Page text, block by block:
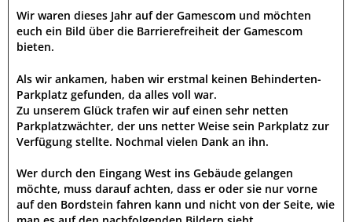
Wir waren dieses Jahr auf der Gamescom und möchten
euch ein Bild über die Barrierefreiheit der Gamescom
bieten.
Als wir ankamen, haben wir erstmal keinen Behinderten-
Parkplatz gefunden, da alles voll war.
Zu unserem Glück trafen wir auf einen sehr netten
Parkplatzwächter, der uns netter Weise sein Parkplatz zur
Verfügung stellte. Nochmal vielen Dank an ihn.
Wer durch den Eingang West ins Gebäude gelangen
möchte, muss darauf achten, dass er oder sie nur vorne
auf den Bordstein fahren kann und nicht von der Seite, wie